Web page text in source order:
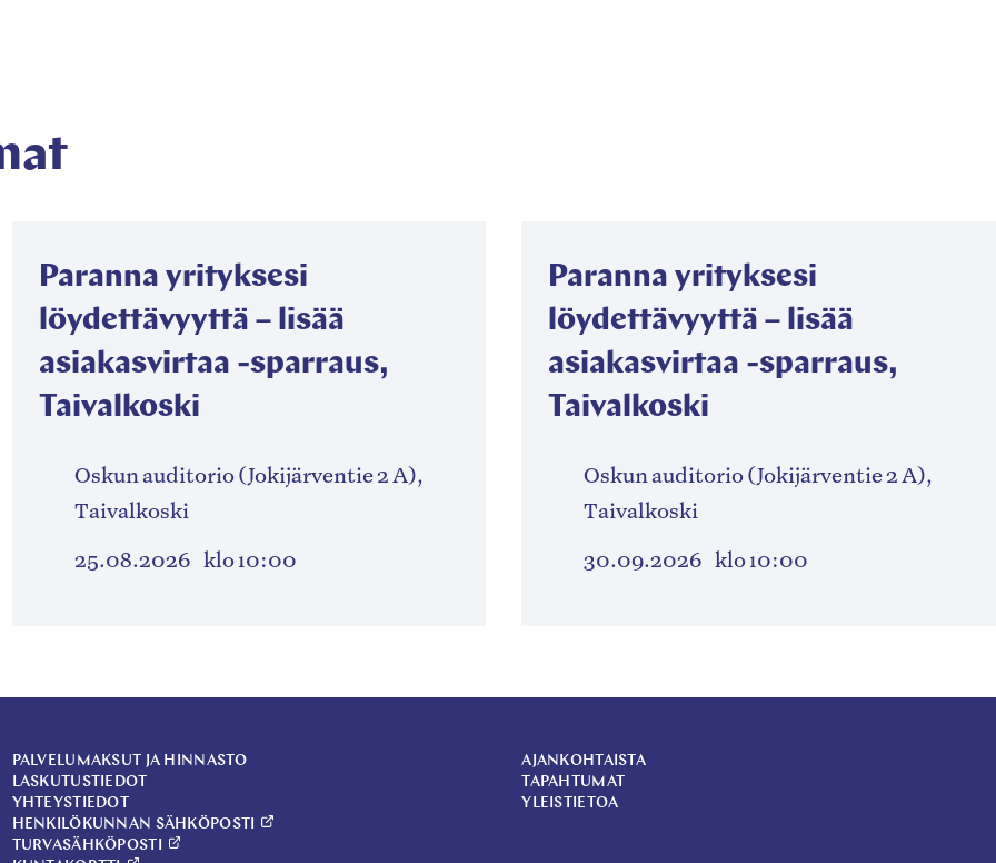
Paranna yrityksesi
löydettävyyttä – lisää
asiakasvirtaa -sparraus,
Taivalkoski
Oskun auditorio (Jokijärventie 2 A),
Taivalkoski
25.08.2026 klo 10:00
Paranna yrityksesi
löydettävyyttä – lisää
asiakasvirtaa -sparraus,
Taivalkoski
Oskun auditorio (Jokijärventie 2 A),
Taivalkoski
30.09.2026 klo 10:00
PALVELUMAKSUT JA HINNASTO
LASKUTUSTIEDOT
YHTEYSTIEDOT
HENKILÖKUNNAN SÄHKÖPOSTI
TURVASÄHKÖPOSTI
AJANKOHTAISTA
TAPAHTUMAT
YLEISTIETOA